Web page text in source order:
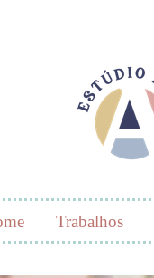
Trabalhos